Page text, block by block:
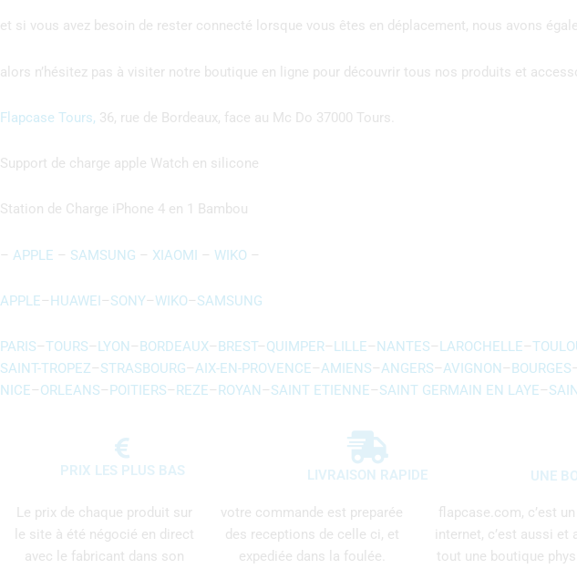
et si vous avez besoin de rester connecté lorsque vous êtes en déplacement, nous avons
alors n’hésitez pas à visiter notre boutique en ligne pour découvrir tous nos produits et
Flapcase Tours, 36, rue de Bordeaux, face au Mc Do 37000 Tours.
Support de charge apple Watch en silicone
Station de Charge iPhone 4 en 1 Bambou
– APPLE – SAMSUNG – XIAOMI – WIKO –
APPLE–HUAWEI–SONY–WIKO–SAMSUNG
PARIS–TOURS–LYON –BORDEAUX–BREST–QUIMPER–LILLE–NANTES–LAROCHELLE–
SAINT-TROPEZ–STRASBOURG–AIX-EN-PROVENCE–AMIENS–ANGERS–AVIGNON –BOURGES
NICE–ORLEANS–POITIERS–REZE–ROYAN –SAINT ETIENNE–SAINT GERMAIN EN LAYE–
PRIX LES PLUS BAS LIVRAISON RAPIDE UNE
Le prix de chaque produit sur
le site à été négocié en direct
avec le fabricant dans son
votre commande est preparée
des receptions de celle ci, et
expediée dans la foulée.
flapcase.com, c’est
internet, c’est aussi et
tout une boutique